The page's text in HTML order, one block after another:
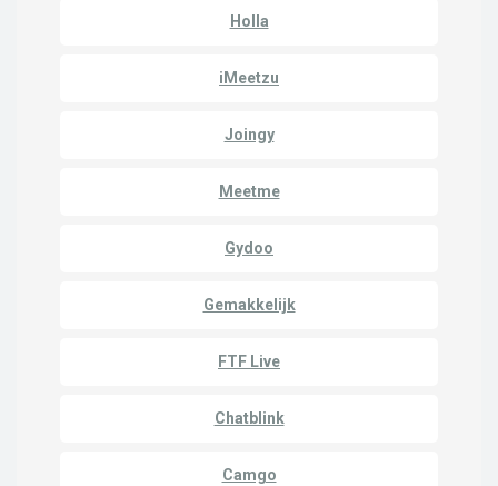
Holla
iMeetzu
Joingy
Meetme
Gydoo
Gemakkelijk
FTF Live
Chatblink
Camgo